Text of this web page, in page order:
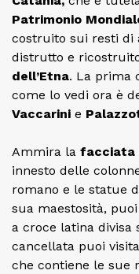
Patrimonio
costruito sui resti di
distrutto e
dell’Etna. La prima
come lo vedi ora è
Vaccarini e
Ammira la facciata
innesto delle
romano e le statue
sua maestosità,
a croce latina divisa
cancellata puoi
che contiene le sue